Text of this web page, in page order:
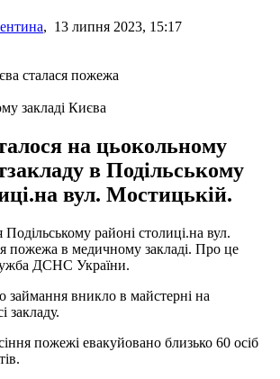
, 13 липня 2023, 15:17
закладі Києва
на цьокольному
в Подільському
вул. Мостицькій.
районі столиці.на вул.
пожежа в медичному закладі. Про це
ДСНС України.
займання вникло в майстерні на
закладу.
пожежі евакуйовано близько 60 осіб